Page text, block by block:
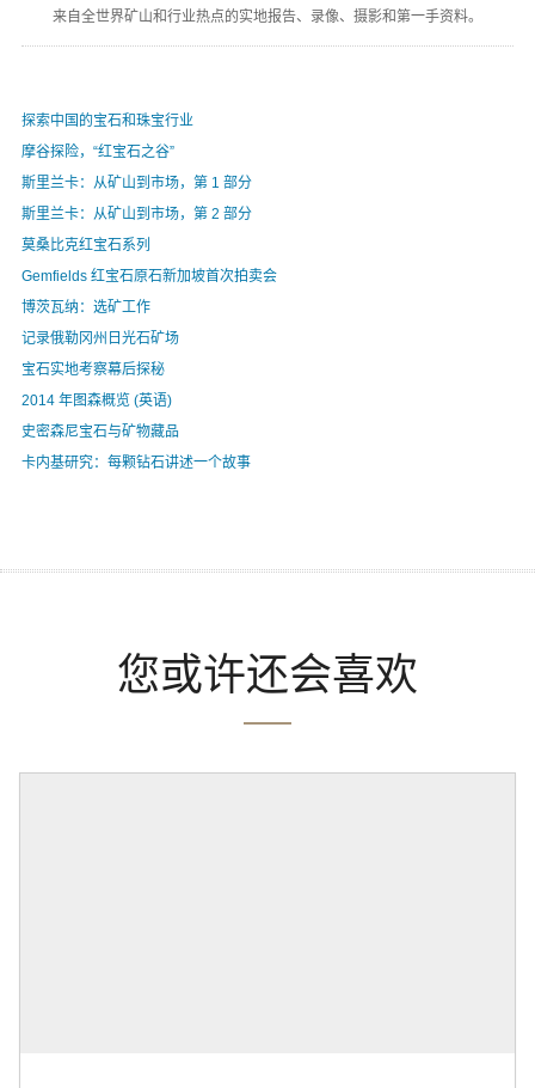
来自全世界矿山和行业热点的实地报告、录像、摄影和第一手资料。
探索中国的宝石和珠宝行业
摩谷探险，“红宝石之谷”
斯里兰卡：从矿山到市场，第 1 部分
斯里兰卡：从矿山到市场，第 2 部分
莫桑比克红宝石系列
Gemfields 红宝石原石新加坡首次拍卖会
博茨瓦纳：选矿工作
记录俄勒冈州日光石矿场
宝石实地考察幕后探秘
2014 年图森概览 (英语)
史密森尼宝石与矿物藏品
卡内基研究：每颗钻石讲述一个故事
您或许还会喜欢